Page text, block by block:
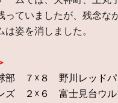
っていましたが、残念な
は姿を消しました。
部 ７☓８ 野川レッドパ
ズ ２☓６ 富士見台ウル